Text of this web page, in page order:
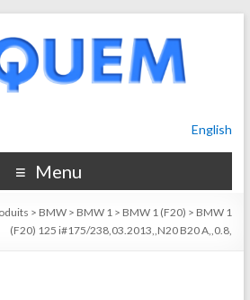
English
Menu
> BMW > BMW 1 > BMW 1 (F20) > BMW 1
(F20) 125 i#175/238,03.2013,,N20 B20 A,,0.8,